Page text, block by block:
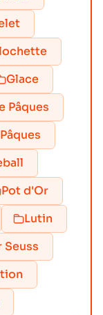
Glace
Pâques
Pot d'Or
Lutin
Seuss